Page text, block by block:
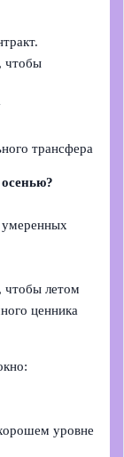
чтобы
трансфера
умеренных
чтобы летом
ценника
уровне